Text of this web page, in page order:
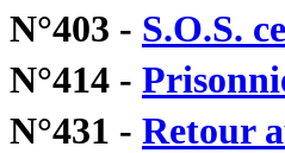
N°403 - S.O.S.
N°414 -
N°431 - Retour